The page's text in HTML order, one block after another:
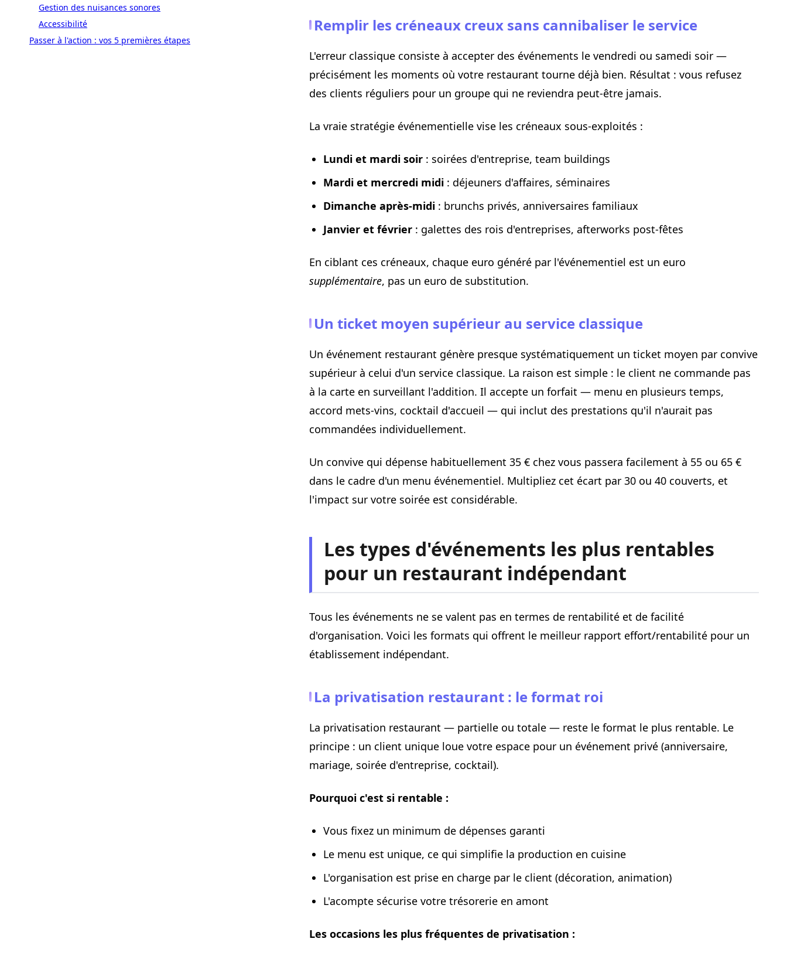
Gestion des nuisances sonores
Accessibilité
Passer à l'action : vos 5 premières étapes
Remplir les créneaux creux sans cannibaliser le service
L'erreur classique consiste à accepter des événements le vendredi ou samedi soir —
précisément les moments où votre restaurant tourne déjà bien. Résultat : vous refusez
des clients réguliers pour un groupe qui ne reviendra peut-être jamais.
La vraie stratégie événementielle vise les créneaux sous-exploités :
Lundi et mardi soir : soirées d'entreprise, team buildings
Mardi et mercredi midi : déjeuners d'affaires, séminaires
Dimanche après-midi : brunchs privés, anniversaires familiaux
Janvier et février : galettes des rois d'entreprises, afterworks post-fêtes
En ciblant ces créneaux, chaque euro généré par l'événementiel est un euro
supplémentaire, pas un euro de substitution.
Un ticket moyen supérieur au service classique
Un événement restaurant génère presque systématiquement un ticket moyen par convive
supérieur à celui d'un service classique. La raison est simple : le client ne commande pas
à la carte en surveillant l'addition. Il accepte un forfait — menu en plusieurs temps,
accord mets-vins, cocktail d'accueil — qui inclut des prestations qu'il n'aurait pas
commandées individuellement.
Un convive qui dépense habituellement 35 € chez vous passera facilement à 55 ou 65 €
dans le cadre d'un menu événementiel. Multipliez cet écart par 30 ou 40 couverts, et
l'impact sur votre soirée est considérable.
Les types d'événements les plus rentables
pour un restaurant indépendant
Tous les événements ne se valent pas en termes de rentabilité et de facilité
d'organisation. Voici les formats qui offrent le meilleur rapport effort/rentabilité pour un
établissement indépendant.
La privatisation restaurant : le format roi
La privatisation restaurant — partielle ou totale — reste le format le plus rentable. Le
principe : un client unique loue votre espace pour un événement privé (anniversaire,
mariage, soirée d'entreprise, cocktail).
Pourquoi c'est si rentable :
Vous fixez un minimum de dépenses garanti
Le menu est unique, ce qui simplifie la production en cuisine
L'organisation est prise en charge par le client (décoration, animation)
L'acompte sécurise votre trésorerie en amont
Les occasions les plus fréquentes de privatisation :